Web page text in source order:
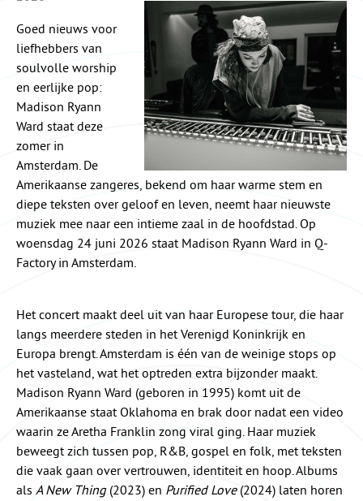
Goed nieuws voor
liefhebbers van
soulvolle worship
en eerlijke pop:
Madison Ryann
Ward staat deze
zomer in
Amsterdam. De
Amerikaanse zangeres, bekend om haar warme stem en
diepe teksten over geloof en leven, neemt haar nieuwste
muziek mee naar een intieme zaal in de hoofdstad. Op
woensdag 24 juni 2026 staat Madison Ryann Ward in Q-
Factory in Amsterdam.
Het concert maakt deel uit van haar Europese tour, die haar
langs meerdere steden in het Verenigd Koninkrijk en
Europa brengt. Amsterdam is één van de weinige stops op
het vasteland, wat het optreden extra bijzonder maakt.
Madison Ryann Ward (geboren in 1995) komt uit de
Amerikaanse staat Oklahoma en brak door nadat een video
waarin ze Aretha Franklin zong viral ging. Haar muziek
beweegt zich tussen pop, R&B, gospel en folk, met teksten
die vaak gaan over vertrouwen, identiteit en hoop. Albums
als A New Thing(2023) en Purified Love(2024) laten horen